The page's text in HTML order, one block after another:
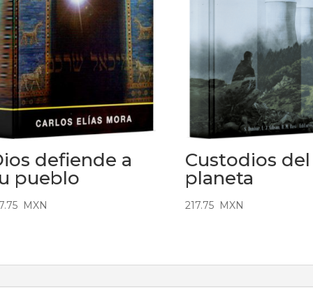
defiende a
pueblo
MXN
Custodios del
planeta
217.75 MXN